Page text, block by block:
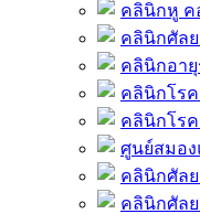
คลินิกหู ค
คลินิกศัล
คลินิกอายุ
คลินิกโร
คลินิกโรค
ศูนย์สมอง
คลินิกศัลย
คลินิกศัล